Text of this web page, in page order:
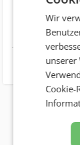
Telefonnummer
Website
Wir
unserer